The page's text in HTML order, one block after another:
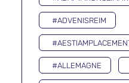
#ADVENISREIM
#ALLEMAGNE